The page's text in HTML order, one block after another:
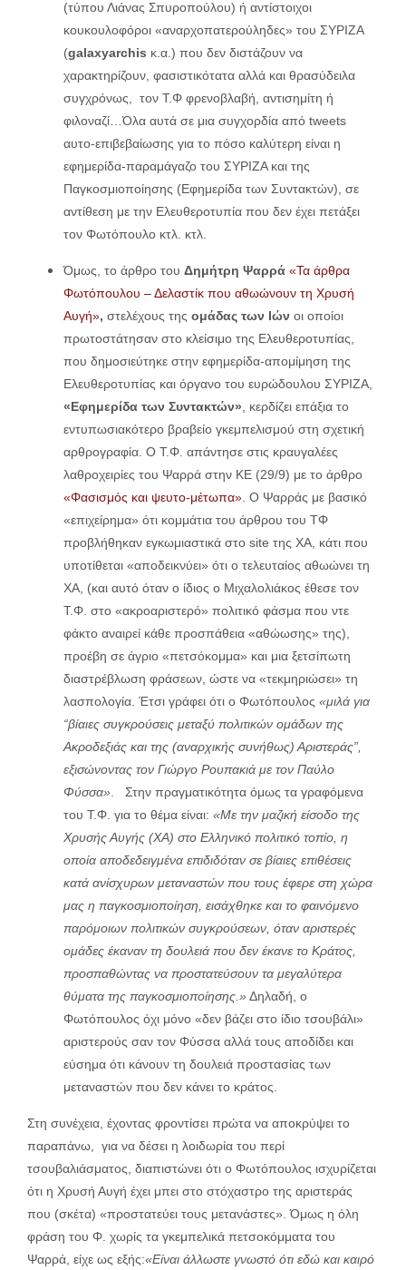
(τύπου Λιάνας Σπυροπούλου) ή αντίστοιχοι
κουκουλοφόροι «αναρχοπατερούληδες» του ΣΥΡΙΖΑ
(galaxyarchis κ.α.) που δεν διστάζουν να
χαρακτηρίζουν, φασιστικότατα αλλά και θρασύδειλα
συγχρόνως, τον Τ.Φ φρενοβλαβή, αντισημίτη ή
φιλοναζί…Όλα αυτά σε μια συγχορδία από tweets
αυτο-επιβεβαίωσης για το πόσο καλύτερη είναι η
εφημερίδα-παραμάγαζο του ΣΥΡΙΖΑ και της
Παγκοσμιοποίησης (Εφημερίδα των Συντακτών), σε
αντίθεση με την Ελευθεροτυπία που δεν έχει πετάξει
τον Φωτόπουλο κτλ. κτλ.
Όμως, το άρθρο του Δημήτρη Ψαρρά «Τα άρθρα
Φωτόπουλου – Δελαστίκ που αθωώνουν τη Χρυσή
Αυγή», στελέχους της ομάδας των Ιών οι οποίοι
πρωτοστάτησαν στο κλείσιμο της Ελευθεροτυπίας,
που δημοσιεύτηκε στην εφημερίδα-απομίμηση της
Ελευθεροτυπίας και όργανο του ευρώδουλου ΣΥΡΙΖΑ,
«Εφημερίδα των Συντακτών» , κερδίζει επάξια το
εντυπωσιακότερο βραβείο γκεμπελισμού στη σχετική
αρθρογραφία. Ο Τ.Φ. απάντησε στις κραυγαλέες
λαθροχειρίες του Ψαρρά στην ΚΕ (29/9) με το άρθρο
«Φασισμός και ψευτο-μέτωπα» . Ο Ψαρράς με βασικό
«επιχείρημα» ότι κομμάτια του άρθρου του ΤΦ
προβλήθηκαν εγκωμιαστικά στο site της ΧΑ, κάτι που
υποτίθεται «αποδεικνύει» ότι ο τελευταίος αθωώνει τη
ΧΑ, (και αυτό όταν ο ίδιος ο Μιχαλολιάκος έθεσε τον
Τ.Φ. στο «ακροαριστερό» πολιτικό φάσμα που ντε
φάκτο αναιρεί κάθε προσπάθεια «αθώωσης» της),
προέβη σε άγριο «πετσόκομμα» και μια ξετσίπωτη
διαστρέβλωση φράσεων, ώστε να «τεκμηριώσει» τη
λασπολογία. Έτσι γράφει ότι ο Φωτόπουλος «μιλά για
“βίαιες συγκρούσεις μεταξύ πολιτικών ομάδων της
Ακροδεξιάς και της (αναρχικής συνήθως) Αριστεράς”,
εξισώνοντας τον Γιώργο Ρουπακιά με τον Παύλο
Φύσσα» . Στην πραγματικότητα όμως τα γραφόμενα
του Τ.Φ. για το θέμα είναι: «Με την μαζική είσοδο της
Χρυσής Αυγής (ΧΑ) στο Ελληνικό πολιτικό τοπίο, η
οποία αποδεδειγμένα επιδιδόταν σε βίαιες επιθέσεις
κατά ανίσχυρων μεταναστών που τους έφερε στη χώρα
μας η παγκοσμιοποίηση, εισάχθηκε και το φαινόμενο
παρόμοιων πολιτικών συγκρούσεων, όταν αριστερές
ομάδες έκαναν τη δουλειά που δεν έκανε το Κράτος,
προσπαθώντας να προστατεύσουν τα μεγαλύτερα
θύματα της παγκοσμιοποίησης.» Δηλαδή, ο
Φωτόπουλος όχι μόνο «δεν βάζει στο ίδιο τσουβάλι»
αριστερούς σαν τον Φύσσα αλλά τους αποδίδει και
εύσημα ότι κάνουν τη δουλειά προστασίας των
μεταναστών που δεν κάνει το κράτος.
Στη συνέχεια, έχοντας φροντίσει πρώτα να αποκρύψει το
παραπάνω, για να δέσει η λοιδωρία του περί
τσουβαλιάσματος, διαπιστώνει ότι ο Φωτόπουλος ισχυρίζεται
ότι η Χρυσή Αυγή έχει μπει στο στόχαστρο της αριστεράς
που (σκέτα) «προστατεύει τους μετανάστες». Όμως η όλη
φράση του Φ. χωρίς τα γκεμπελικά πετσοκόμματα του
Ψαρρά, είχε ως εξής:«Είναι άλλωστε γνωστό ότι εδώ και καιρό